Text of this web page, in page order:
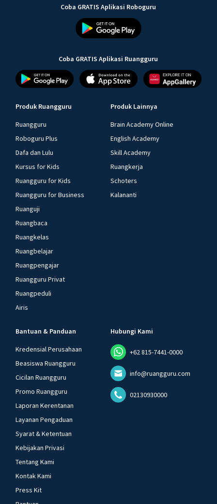
Coba GRATIS Aplikasi Roboguru
Coba GRATIS Aplikasi Ruangguru
Produk Ruangguru
Ruangguru
Roboguru Plus
Dafa dan Lulu
Kursus for Kids
Ruangguru for Kids
Ruangguru for Business
Ruanguji
Ruangbaca
Ruangkelas
Ruangbelajar
Ruangpengajar
Ruangguru Privat
Ruangpeduli
Airis
Produk Lainnya
Brain Academy Online
English Academy
Skill Academy
Ruangkerja
Schoters
Kalananti
Bantuan & Panduan
Kredensial Perusahaan
Beasiswa Ruangguru
Cicilan Ruangguru
Promo Ruangguru
Laporan Kerentanan
Layanan Pengaduan
Syarat & Ketentuan
Kebijakan Privasi
Tentang Kami
Kontak Kami
Press Kit
Hubungi Kami
+62 815-7441-0000
info@ruangguru.com
02130930000